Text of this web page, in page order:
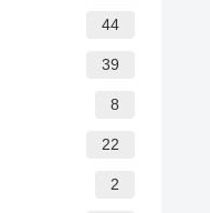
44
39
8
22
2